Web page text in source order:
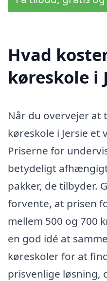
Hvad
køreskole i
Når du overvejer at
køreskole i Jersie et
Priserne for
betydeligt
pakker, de tilbyder.
forvente, at prisen
mellem 500 og 700
en god idé at
køreskoler for at
prisvenlige løsning,